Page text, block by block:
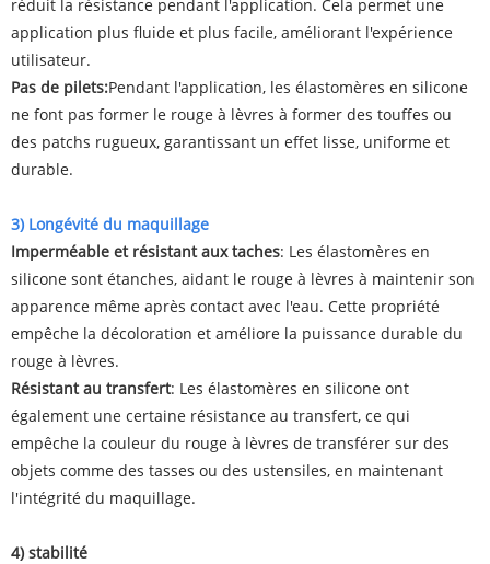
réduit la résistance pendant l'application. Cela permet une
application plus fluide et plus facile, améliorant l'expérience
utilisateur.
Pas de pilets:Pendant l'application, les élastomères en silicone
ne font pas former le rouge à lèvres à former des touffes ou
des patchs rugueux, garantissant un effet lisse, uniforme et
durable.
3) Longévité du maquillage
Imperméable et résistant aux taches: Les élastomères en
silicone sont étanches, aidant le rouge à lèvres à maintenir son
apparence même après contact avec l'eau. Cette propriété
empêche la décoloration et améliore la puissance durable du
rouge à lèvres.
Résistant au transfert: Les élastomères en silicone ont
également une certaine résistance au transfert, ce qui
empêche la couleur du rouge à lèvres de transférer sur des
objets comme des tasses ou des ustensiles, en maintenant
l'intégrité du maquillage.
4) stabilité